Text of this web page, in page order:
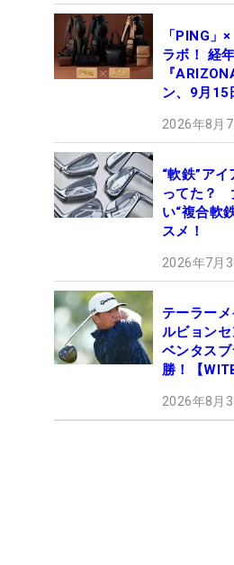
「PING」
ラボ！ 経
『
ン、9月15
2026年8月
“軟鉄”ア
ってた？
い“複合軟
スメ！
2026年7月
テーラー
ルビョン
ベンタス
勝！【
2026年8月